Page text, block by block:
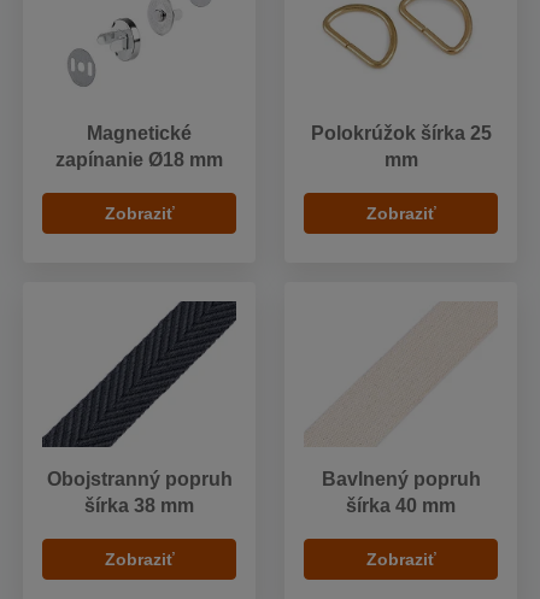
Magnetické
zapínanie Ø18 mm
Zobraziť
Polokrúžok šírka 25
mm
Zobraziť
Obojstranný popruh
šírka 38 mm
Zobraziť
Bavlnený popruh
šírka 40 mm
Zobraziť